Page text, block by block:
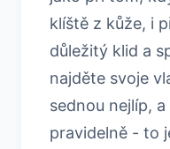
klíště z kůže, i
důležitý klid a
najděte svoje
sednou nejlíp,
pravidelně - to